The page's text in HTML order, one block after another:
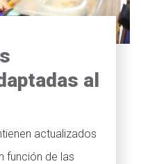
al
actualizados
función de las